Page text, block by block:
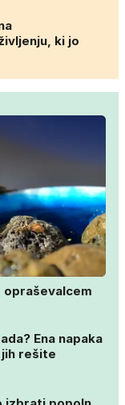
ki jo
opraševalcem
Ena napaka
jih rešite